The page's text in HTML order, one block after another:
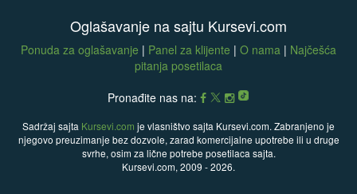
Oglašavanje na sajtu Kursevi.com
Ponuda za oglašavanje | Panel za klijente | O nama | Najčešća
pitanja posetilaca
Pronađite nas na:
Sadržaj sajta Kursevi.com je vlasništvo sajta Kursevi.com. Zabranjeno je
njegovo preuzimanje bez dozvole, zarad komercijalne upotrebe ili u druge
svrhe, osim za lične potrebe posetilaca sajta.
Kursevi.com, 2009 - 2026.